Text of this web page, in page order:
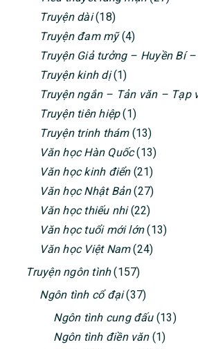
Truyện dài(18)
Truyện đam mỹ(4)
Truyện Giả tưởng – Huyền Bí
Truyện kinh dị(1)
Truyện ngắn – Tản văn – Tạp
Truyện tiên hiệp(1)
Truyện trinh thám(13)
Văn học Hàn Quốc(13)
Văn học kinh điển(21)
Văn học Nhật Bản(27)
Văn học thiếu nhi(22)
Văn học tuổi mới lớn(13)
Văn học Việt Nam(24)
Truyện ngôn tình(157)
Ngôn tình cổ đại(37)
Ngôn tình cung đấu(13)
Ngôn tình điền văn(1)